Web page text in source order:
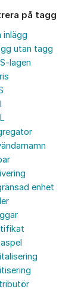
på tagg
inlägg
utan tagg
lagen
enhet